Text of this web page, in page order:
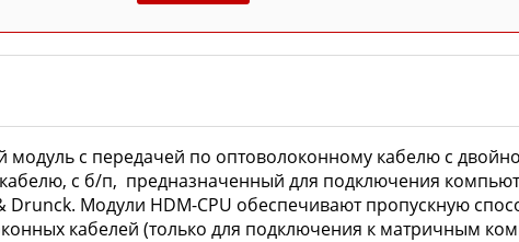
модуль с передачей по оптоволоконному кабелю с
с б/п, предназначенный для подключения
Модули HDM-CPU обеспечивают пропускную
кабелей (только для подключения к матричным